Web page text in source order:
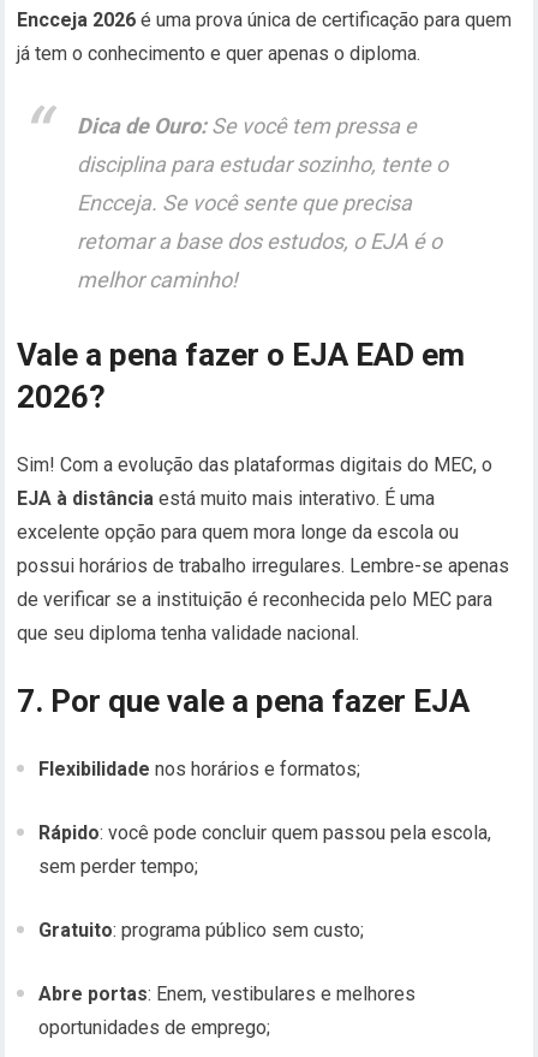
Encceja 2026 é uma prova única de certificação para quem
já tem o conhecimento e quer apenas o diploma.
Dica de Ouro:Se você tem pressa e
disciplina para estudar sozinho, tente o
Encceja. Se você sente que precisa
retomar a base dos estudos, o EJA é o
melhor caminho!
Vale a pena fazer o EJA EAD em
2026?
Sim! Com a evolução das plataformas digitais do MEC, o
EJA à distância está muito mais interativo. É uma
excelente opção para quem mora longe da escola ou
possui horários de trabalho irregulares. Lembre-se apenas
de verificar se a instituição é reconhecida pelo MEC para
que seu diploma tenha validade nacional.
7. Por que vale a pena fazer EJA
Flexibilidade nos horários e formatos;
Rápido: você pode concluir quem passou pela escola,
sem perder tempo;
Gratuito: programa público sem custo;
Abre portas: Enem, vestibulares e melhores
oportunidades de emprego;